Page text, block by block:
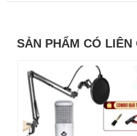
khuếch đại mic Ultra-
sản xuất âm thanh ngay
giản, US-2x2HR giúp bạn
SẢN PHẨM CÓ LIÊN